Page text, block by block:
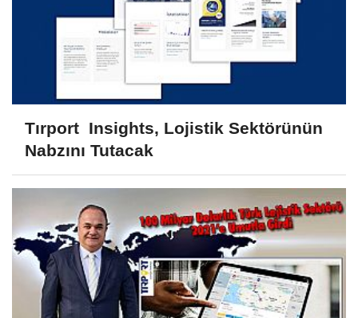
Tırport Insights, Lojistik Sektörünün
Nabzını Tutacak